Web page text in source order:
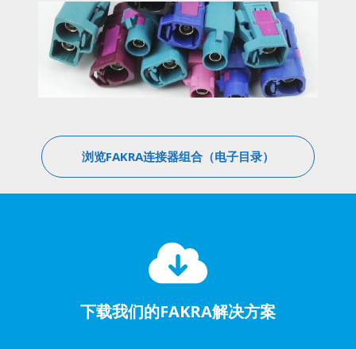
浏览FAKRA连接器组合（电子目录）
下载我们的FAKRA解决方案